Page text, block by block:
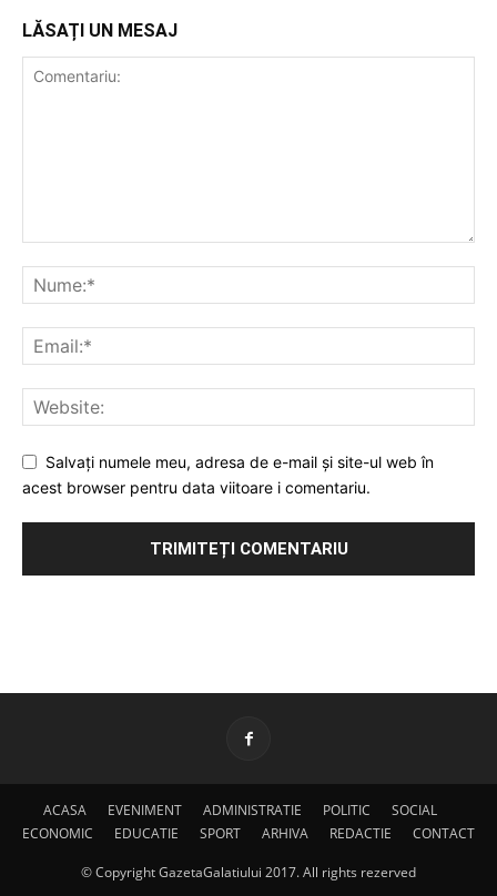
LĂSAȚI UN MESAJ
Salvați numele meu, adresa de e-mail și site-ul web în
acest browser pentru data viitoare i comentariu.
ACASA EVENIMENT ADMINISTRATIE POLITIC
SOCIAL
ECONOMIC
EDUCATIE SPORT ARHIVA REDACTIE CONTACT
© Copyright GazetaGalatiului 2017. All rights rezerved